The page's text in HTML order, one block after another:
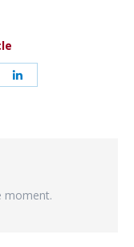
moment.